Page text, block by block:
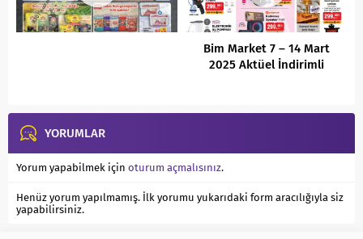
Bim Market 7 – 14 Mart
2025 Aktüel İndirimli
YORUMLAR
Yorum yapabilmek için oturum açmalısınız.
Henüz yorum yapılmamış. İlk yorumu yukarıdaki form aracılığıyla siz
yapabilirsiniz.